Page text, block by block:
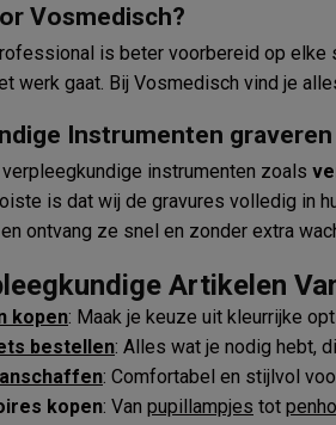
Vosmedisch?
is beter voorbereid op
werk gaat. Bij Vosmedisch vind je
Instrumenten
instrumenten zoals
is dat wij de gravures volledig in
ontvang ze snel en zonder extra
Artikelen
kopen: Maak je keuze uit kleurrijke
bestellen: Alles wat je nodig hebt,
: Comfortabel en stijlvol
kopen: Van pupillampjes tot